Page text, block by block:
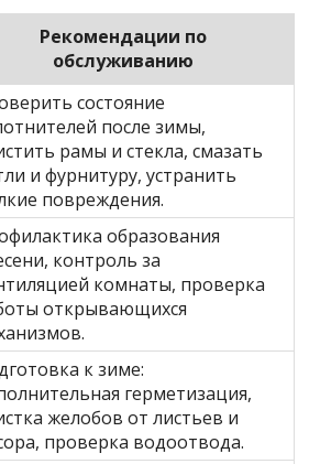
Рекомендации по
обслуживанию
состояние
после зимы,
рамы и стекла, смазать
и фурнитуру, устранить
повреждения.
образования
контроль за
комнаты, проверка
открывающихся
к зиме:
герметизация,
желобов от листьев и
проверка водоотвода.